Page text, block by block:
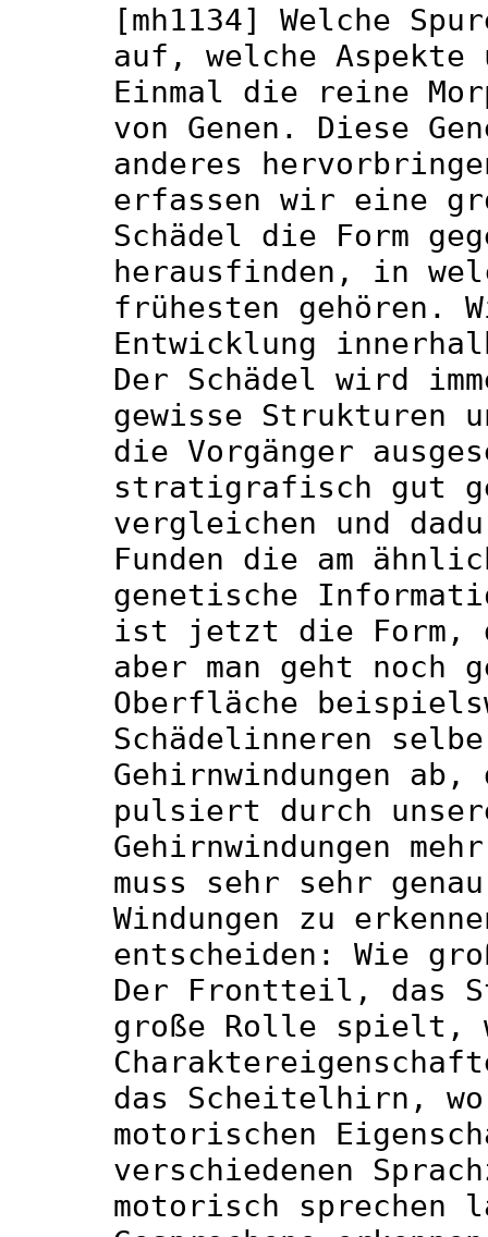
[mh1134] Welche
auf, welche Aspekte
Einmal die reine
von Genen. Diese
anderes
erfassen wir eine
Schädel die Form
herausfinden, in
frühesten gehören.
Entwicklung
Der Schädel wird
gewisse Strukturen
die Vorgänger
stratigrafisch gut
vergleichen und
Funden die am
genetische
ist jetzt die Form,
aber man geht noch
Oberfläche
Schädelinneren
Gehirnwindungen
pulsiert durch
Gehirnwindungen
muss sehr sehr
Windungen zu
entscheiden: Wie
Der Frontteil, das
große Rolle spielt,
das Scheitelhirn,
motorischen
verschiedenen
motorisch sprechen